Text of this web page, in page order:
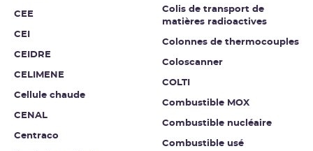
CEE
CEI
CEIDRE
CELIMENE
Cellule chaude
CENAL
Centraco
Colis de transport de
matières radioactives
Colonnes de thermocouples
Coloscanner
COLTI
Combustible MOX
Combustible nucléaire
Combustible usé